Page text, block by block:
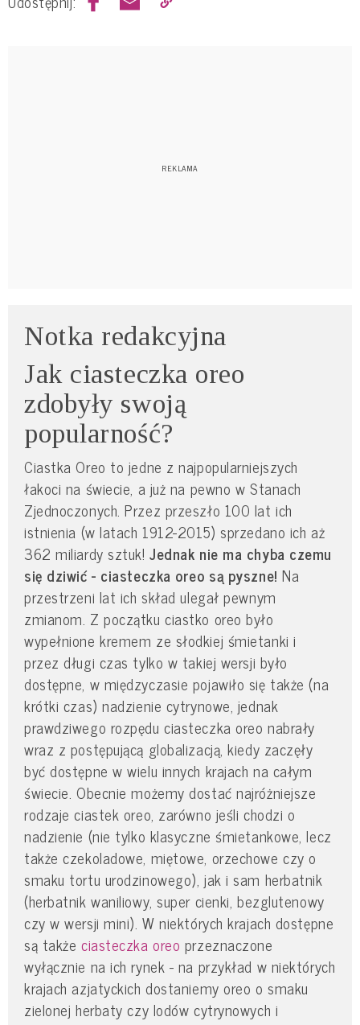
Notka redakcyjna
Jak ciasteczka oreo
zdobyły swoją
popularność?
Ciastka Oreo to jedne z najpopularniejszych
łakoci na świecie, a już na pewno w Stanach
Zjednoczonych. Przez przeszło 100 lat ich
istnienia (w latach 1912-2015) sprzedano ich aż
362 miliardy sztuk! Jednak nie ma chyba czemu
się dziwić - ciasteczka oreo są pyszne! Na
przestrzeni lat ich skład ulegał pewnym
zmianom. Z początku ciastko oreo było
wypełnione kremem ze słodkiej śmietanki i
przez długi czas tylko w takiej wersji było
dostępne, w międzyczasie pojawiło się także (na
krótki czas) nadzienie cytrynowe, jednak
prawdziwego rozpędu ciasteczka oreo nabrały
wraz z postępującą globalizacją, kiedy zaczęły
być dostępne w wielu innych krajach na całym
świecie. Obecnie możemy dostać najróżniejsze
rodzaje ciastek oreo, zarówno jeśli chodzi o
nadzienie (nie tylko klasyczne śmietankowe, lecz
także czekoladowe, miętowe, orzechowe czy o
smaku tortu urodzinowego), jak i sam herbatnik
(herbatnik waniliowy, super cienki, bezglutenowy
czy w wersji mini). W niektórych krajach dostępne
są także ciasteczka oreo przeznaczone
wyłącznie na ich rynek - na przykład w niektórych
krajach azjatyckich dostaniemy oreo o smaku
zielonej herbaty czy lodów cytrynowych i